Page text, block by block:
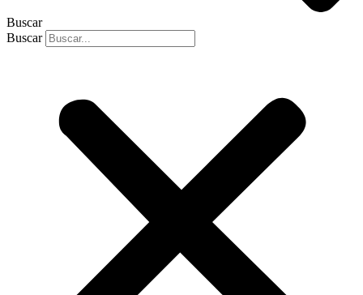
Buscar
Buscar